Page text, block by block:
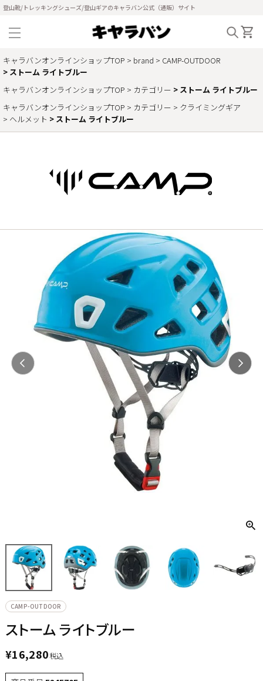
登山靴/トレッキングシューズ/登山ギアのキャラバン公式（通販）サイト
キャラバンオンラインショップTOP brand
CAMP-OUTDOOR
ストーム ライトブルー
キャラバンオンラインショップTOP
カテゴリー
ストーム ライトブルー
キャラバンオンラインショップTOP
カテゴリー
クライミングギア
ヘルメット
ストーム ライトブルー
CAMP-OUTDOOR
ストーム ライトブルー
¥16,280税込